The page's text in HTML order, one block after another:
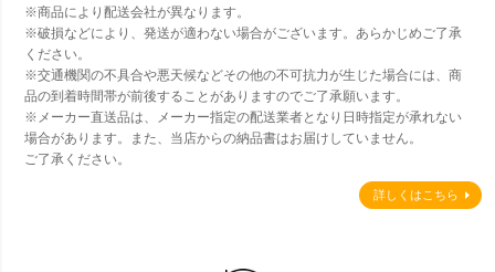
※商品により配送会社が異なります。
※破損などにより、発送が適わない場合がございます。あらかじめご了承
ください。
※交通機関の不具合や悪天候などその他の不可抗力が生じた場合には、商
品の到着時間帯が前後することがありますのでご了承願います。
※メーカー直送品は、メーカー指定の配送業者となり日時指定が承れない
場合があります。また、当店からの納品書はお届けしていません。
ご了承ください。
詳しくはこちら